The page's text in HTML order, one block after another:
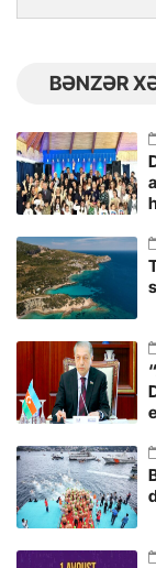
BƏNZƏR